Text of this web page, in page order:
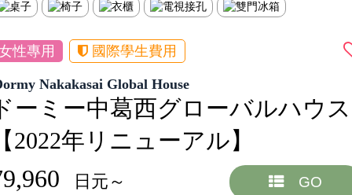
性專用 國際學生費用
Nakakasai Global House
ーミー中葛西グローバルハウス
2022年リニューアル】
日元～ GO